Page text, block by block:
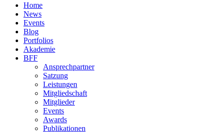
Home
News
Events
Blog
Portfolios
Akademie
BFF
Ansprechpartner
Satzung
Leistungen
Mitgliedschaft
Mitglieder
Events
Awards
Publikationen